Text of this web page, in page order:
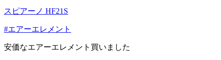
スピアーノ HF21S
#エアーエレメント
安価なエアーエレメント買いました